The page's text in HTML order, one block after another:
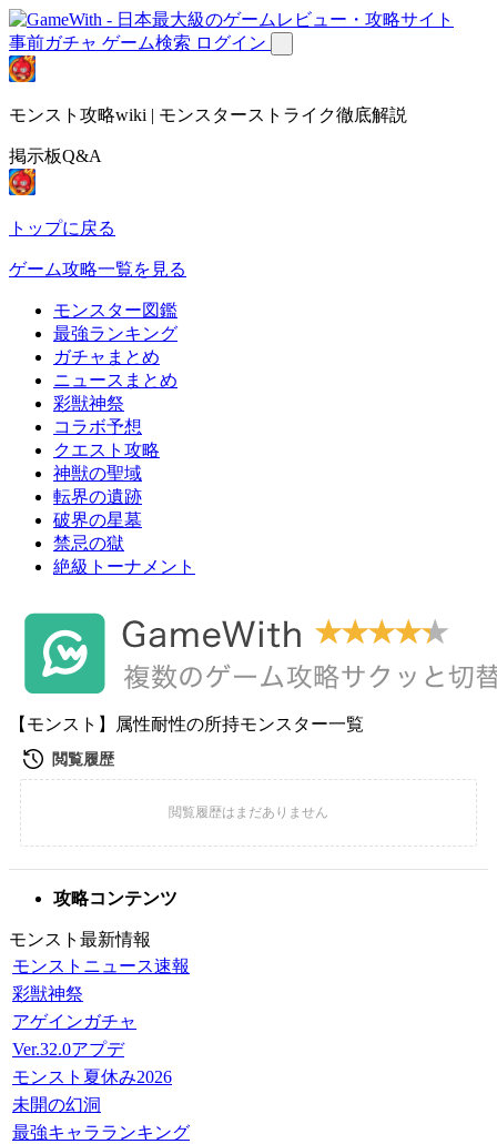
事前ガチャ ゲーム検索 ログイン
モンスト攻略wiki | モンスターストライク徹底解説
掲示板Q&A
トップに戻る
ゲーム攻略一覧を見る
モンスター図鑑
最強ランキング
ガチャまとめ
ニュースまとめ
彩獣神祭
コラボ予想
クエスト攻略
神獣の聖域
転界の遺跡
破界の星墓
禁忌の獄
絶級トーナメント
【モンスト】属性耐性の所持モンスター一覧
攻略コンテンツ
モンスト最新情報
モンストニュース速報
彩獣神祭
アゲインガチャ
Ver.32.0アプデ
モンスト夏休み2026
未開の幻洞
最強キャラランキング